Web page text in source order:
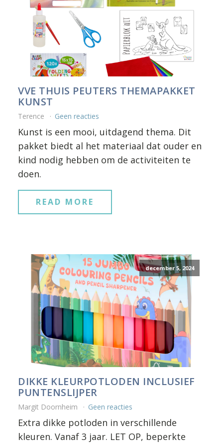
VVE THUIS PEUTERS THEMAPAKKET
KUNST
Terence Geen reacties
Kunst is een mooi, uitdagend thema. Dit
pakket biedt al het materiaal dat ouder en
kind nodig hebben om de activiteiten te
doen.
READ MORE
december 5, 2024
DIKKE KLEURPOTLODEN INCLUSIEF
PUNTENSLIJPER
Margit Doornheim Geen reacties
Extra dikke potloden in verschillende
kleuren. Vanaf 3 jaar. LET OP, beperkte